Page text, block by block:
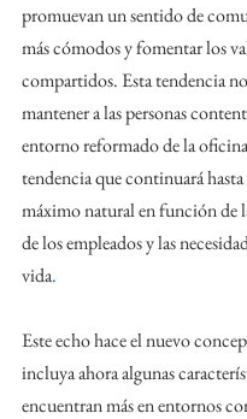
promuevan un sentido de
más cómodos y fomentar los
compartidos. Esta tendencia
mantener a las personas
entorno reformado de la
tendencia que continuará hasta
máximo natural en función de
de los empleados y las
vida.
Este echo hace el nuevo
incluya ahora algunas
encuentran más en entornos